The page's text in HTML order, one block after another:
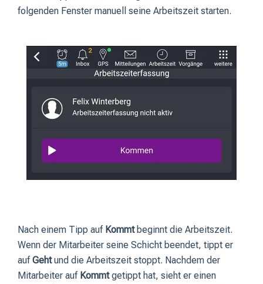
folgenden Fenster manuell seine Arbeitszeit starten.
Nach einem Tipp auf Kommtbeginnt die Arbeitszeit.
Wenn der Mitarbeiter seine Schicht beendet, tippt er
aufGehtund die Arbeitszeit stoppt. Nachdem der
Mitarbeiter auf Kommtgetippt hat, sieht er einen